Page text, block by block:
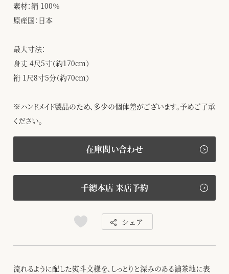
素材：絹 100％
原産国：日本
最大寸法：
身丈 4尺5寸（約170cm）
裄 1尺8寸5分（約70cm）
※ハンドメイド製品のため、多少の個体差がございます。予めご了承
ください。
在庫問い合わせ
千總本店 来店予約
シェア
流れるように配した熨斗文様を、しっとりと深みのある濃茶地に表